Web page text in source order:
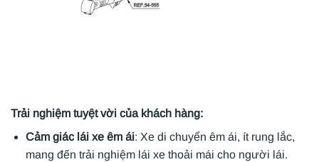
Trải nghiệm tuyệt vời của khách hàng:
Cảm giác lái xe êm ái: Xe di chuyển êm ái, ít rung lắc,
mang đến trải nghiệm lái xe thoải mái cho người lái.